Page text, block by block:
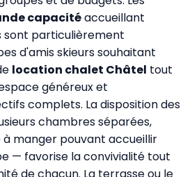
capacitéaccueillant
sont particulièrement
d'amis skieurs souhaitant
location chalet Châtel tout
généreux et
complets. La disposition des
chambres séparées,
à manger pouvant accueillir
— favorise la convivialité tout
de chacun. La terrasse ou le